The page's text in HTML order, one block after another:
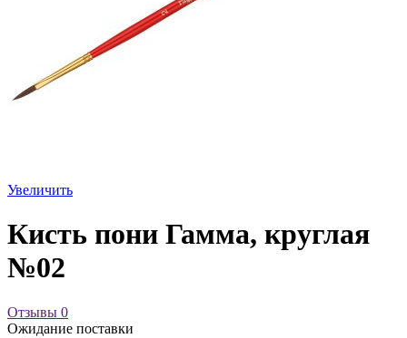
Увеличить
Кисть пони Гамма, круглая
№02
Отзывы 0
Ожидание поставки